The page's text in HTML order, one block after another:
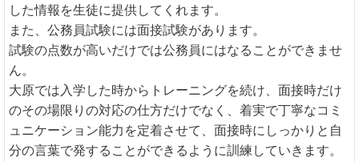
した情報を生徒に提供してくれます。
また、公務員試験には面接試験があります。
試験の点数が高いだけでは公務員にはなることができませ
ん。
大原では入学した時からトレーニングを続け、面接時だけ
のその場限りの対応の仕方だけでなく、着実で丁寧なコミ
ュニケーション能力を定着させて、面接時にしっかりと自
分の言葉で発することができるように訓練していきます。